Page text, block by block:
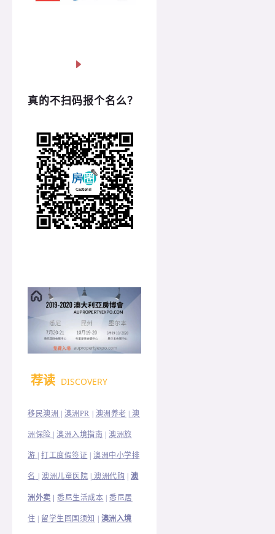
真的不扫码报个名么？
荐读 DISCOVERY
移民澳洲 | 澳洲PR | 澳洲养老 | 澳
洲保险 |澳洲入境指南 |澳洲旅
游 |打工度假签证 |澳洲中小学排
名 |澳洲儿童医院 | 澳洲代购 | 澳
洲外卖 | 悉尼生活成本 |悉尼居
住 | 留学生回国须知 | 澳洲入境